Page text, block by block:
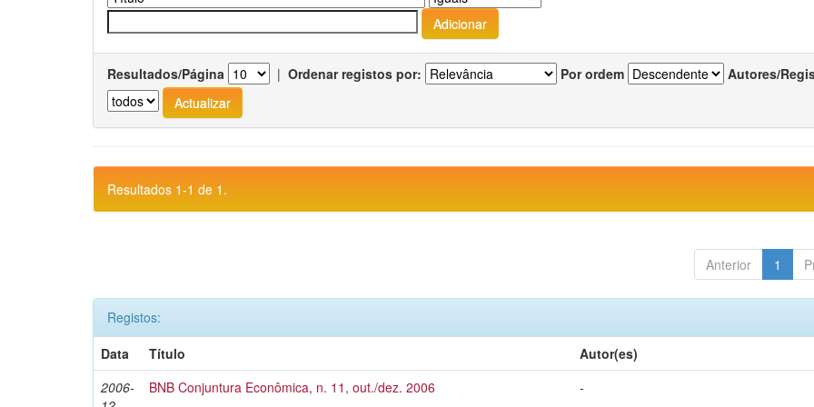
Resultados/Página | Ordenar registos por: Por ordem Autores/
Resultados 1-1 de 1.
Anterior 1
Registos:
Data
Título
Autor(es)
2006-
BNB Conjuntura Econômica, n. 11, out./dez. 2006 -